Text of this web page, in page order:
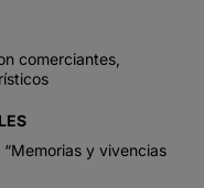
comerciantes,
y vivencias